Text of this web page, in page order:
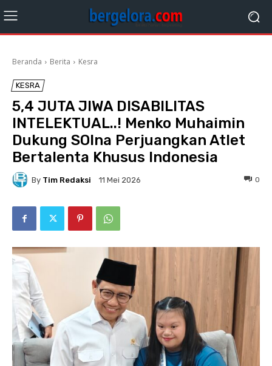
Beranda Berita Kesra
KESRA
5,4 JUTA JIWA DISABILITAS
INTELEKTUAL..! Menko Muhaimin
Dukung SOIna Perjuangkan Atlet
Bertalenta Khusus Indonesia
By Tim Redaksi 11 Mei 2026 0